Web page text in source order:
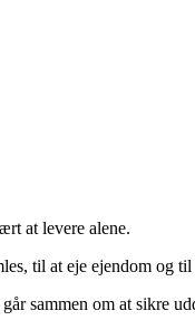
at levere alene.
til at eje ejendom
sammen om at sikre